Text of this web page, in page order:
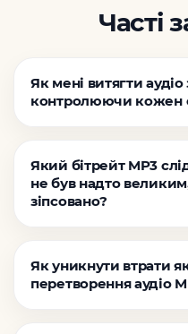
Часті
Як мені витягти аудіо
контролюючи кожен
Який бітрейт MP3
не був надто
зіпсовано?
Як уникнути втрати
перетворення аудіо